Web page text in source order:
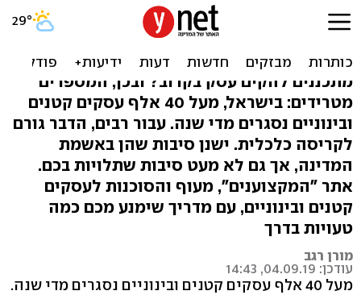
מדוע 40 אלף עסקים נסגרים
מתכננים להקים עסק בקרוב? ובכן, המספרים
מטרידים: בישראל, מעל 40 אלף עסקים קטנים
ובינוניים נסגרים מדי שנה. עבור רבים, הדבר גורם
לקריסה כלכלית. ישנן סיבות שהן באשמת
המדינה, אך גם לא מעט סיבות שתלויות בכם.
אתר "המקצוענים", מעוף והסוכנות לעסקים
קטנים ובינוניים, עם מדריך שימנע מכם כמה
טעויות בדרך
מורן רגב
עודכן: 04.09.19, 14:43
מעל 40 אלף עסקים קטנים ובינוניים נסגרים מדי שנה.